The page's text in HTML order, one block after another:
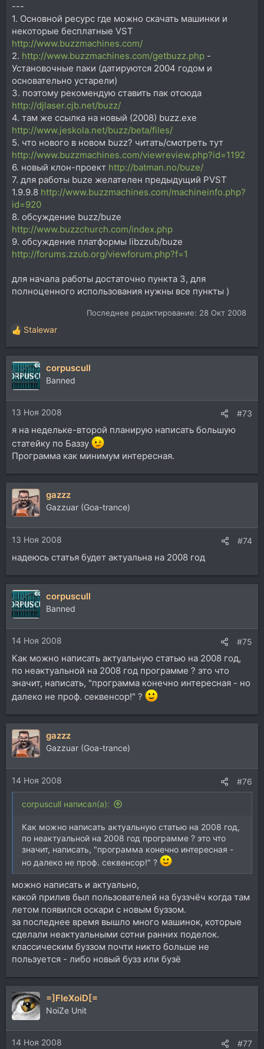
---
1. Основной ресурс где можно скачать машинки и
некоторые бесплатные VST
http://www.buzzmachines.com/
2. http://www.buzzmachines.com/getbuzz.php -
Установочные паки (датируются 2004 годом и
основательно устарели)
3. поэтому рекомендую ставить пак отсюда
http://djlaser.cjb.net/buzz/
4. там же ссылка на новый (2008) buzz.exe
http://www.jeskola.net/buzz/beta/files/
5. что нового в новом buzz? читать/смотреть тут
http://www.buzzmachines.com/viewreview.php?id=1192
6. новый клон-проект http://batman.no/buze/
7. для работы buze желателен предыдущий PVST
1.9.9.8 http://www.buzzmachines.com/machineinfo.php?
id=920
8. обсуждение buzz/buze
http://www.buzzchurch.com/index.php
9. обсуждение платформы libzzub/buze
http://forums.zzub.org/viewforum.php?f=1
для начала работы достаточно пункта 3, для
полноценного использования нужны все пункты )
Последнее редактирование: 28 Окт 2008
Р
е
а
к
ц
и
и
:
Stalewar
corpuscull
Banned
13 Ноя 2008 #73
я на недельке-второй планирую написать большую
статейку по Баззу
Программа как минимум интересная.
gazzz
Gazzuar (Goa-trance)
13 Ноя 2008 #74
надеюсь статья будет актуальна на 2008 год
corpuscull
Banned
14 Ноя 2008 #75
Как можно написать актуальную статью на 2008 год,
по неактуальной на 2008 год программе ? это что
значит, написать, "программа конечно интересная - но
далеко не проф. секвенсор!" ?
gazzz
Gazzuar (Goa-trance)
14 Ноя 2008 #76
corpuscull написал(а):
Как можно написать актуальную статью на 2008 год,
по неактуальной на 2008 год программе ? это что
значит, написать, "программа конечно интересная -
но далеко не проф. секвенсор!" ?
можно написать и актуально,
какой прилив был пользователей на буззчёч когда там
летом появился оскари с новым буззом.
за последнее время вышло много машинок, которые
сделали неактуальными сотни ранних поделок.
классическим буззом почти никто больше не
пользуется - либо новый бузз или бузё
=]FleXoiD[=
NoiZe Unit
14 Ноя 2008 #77